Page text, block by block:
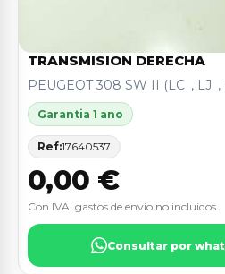
TRANSMISION DERECHA
PEUGEOT 308 SW II (LC_, LJ_,
Garantia 1 ano
Ref:17640537
0,00 €
Con IVA, gastos de envio no incluidos.
Consultar por